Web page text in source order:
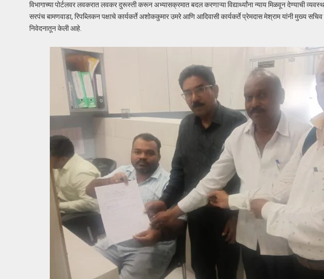
विभागाच्या पोर्टलवर लवकरात लवकर दुरूस्ती करून अभ्यासक्रमात बदल करणाऱ्या विद्यार्थ्यांना न्याय मिळवून देण्याची
सरपंच बामणवाडा, रिपब्लिकन पक्षाचे कार्यकर्ते अशोककुमार उमरे आणि आदिवासी कार्यकर्ते प्रेमदास मेश्राम यांनी मुख्य
निवेदनातून केली आहे.